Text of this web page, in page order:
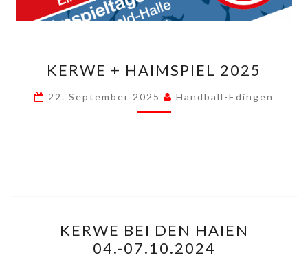
+
HAIMSPIEL
2025
KERWE + HAIMSPIEL 2025
22. September 2025 Handball-Edingen
BEI
DEN
KERWE BEI DEN HAIEN
04.-07.10.2024